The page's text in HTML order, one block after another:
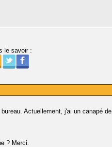
le savoir :
bureau. Actuellement, j'ai un canapé de
? Merci.